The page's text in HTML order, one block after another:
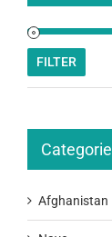
FILTER
Categorie
Afghanistan